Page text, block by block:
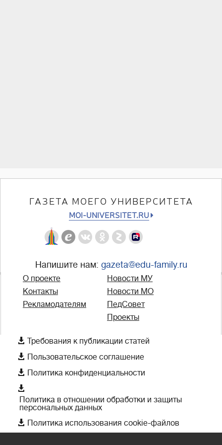
ГАЗЕТА МОЕГО УНИВЕРСИТЕТА
MOI-UNIVERSITET.RU
Напишите нам: gazeta@edu-family.ru
О проекте
Контакты
Рекламодателям
Новости МУ
Новости МО
ПедСовет
Проекты
 Требования к публикации статей
 Пользовательское соглашение
 Политика конфиденциальности

Политика в отношении обработки и защиты
персональных данных
 Политика использования cookie-файлов